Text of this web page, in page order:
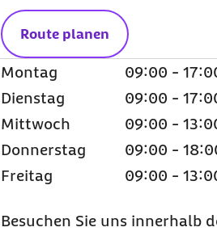
Route planen
Montag
09:00 -
Dienstag
09:00 -
Mittwoch
09:00 -
Donnerstag
09:00 -
Freitag
09:00 -
Besuchen Sie uns innerhalb